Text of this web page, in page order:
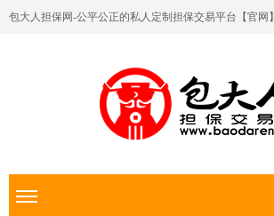
包大人担保网-公平公正的私人定制担保交易平台【官网】
切换导航